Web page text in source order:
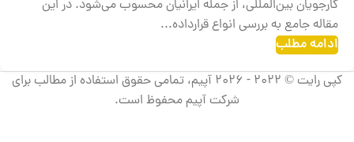
کارجویان بین‌المللی، از جمله ایرانیان محسوب می‌شود. در این
مقاله جامع به بررسی انواع قرارداده...
ادامه مطلب
کپی رایت © 2022 - 2026 آپیم، تمامی حقوق استفاده از مطالب برای
شرکت آپیم محفوظ است.